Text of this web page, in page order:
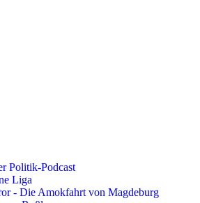
Politik-Podcast
Liga
- Die Amokfahrt von Magdeburg